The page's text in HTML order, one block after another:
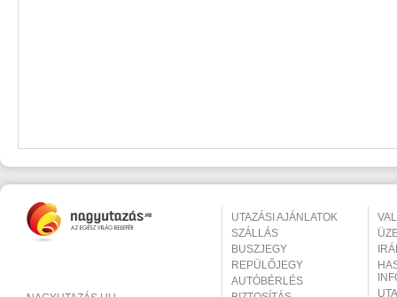
UTAZÁSI AJÁNLATOK
SZÁLLÁS
BUSZJEGY
REPÜLŐJEGY
AUTÓBÉRLÉS